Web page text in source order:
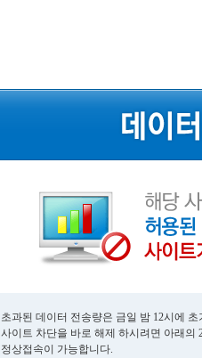
초과된 데이터 전송량은 금일 밤 12시에
사이트 차단을 바로 해제 하시려면 아래의
정상접속이 가능합니다.